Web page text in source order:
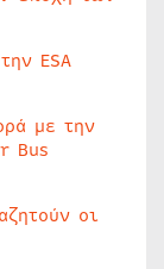
ESA
με την
Bus
οι